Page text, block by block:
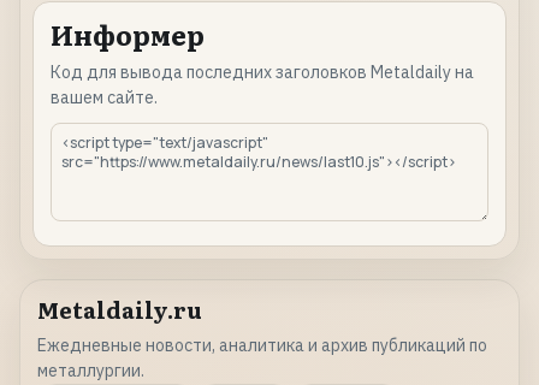
Информер
Код для вывода последних заголовков Metaldaily на
вашем сайте.
Metaldaily.ru
Ежедневные новости, аналитика и архив публикаций по
металлургии.